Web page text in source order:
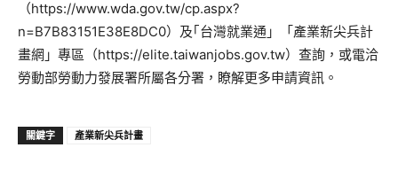
（https://www.wda.gov.tw/cp.aspx?
n=B7B83151E38E8DC0）及｢台灣就業通」「產業新尖兵計
畫網」專區（https://elite.taiwanjobs.gov.tw）查詢，或電洽
勞動部勞動力發展署所屬各分署，瞭解更多申請資訊。
關鍵字 產業新尖兵計畫